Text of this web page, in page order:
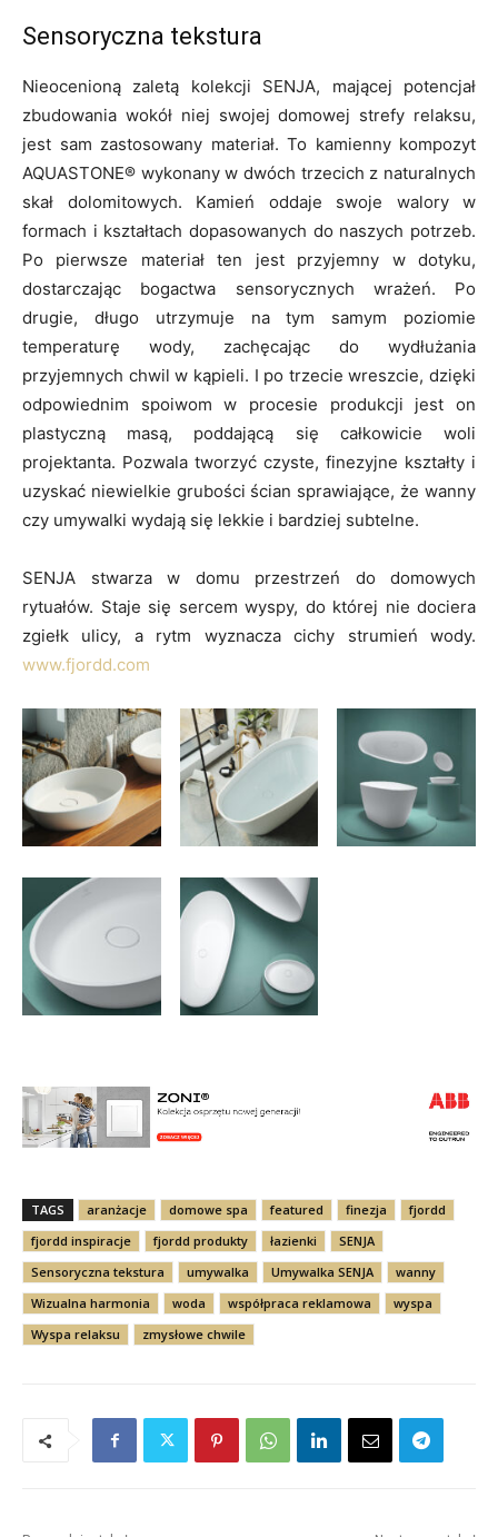
Sensoryczna tekstura
Nieocenioną zaletą kolekcji SENJA, mającej potencjał
zbudowania wokół niej swojej domowej strefy relaksu,
jest sam zastosowany materiał. To kamienny kompozyt
AQUASTONE® wykonany w dwóch trzecich z naturalnych
skał dolomitowych. Kamień oddaje swoje walory w
formach i kształtach dopasowanych do naszych potrzeb.
Po pierwsze materiał ten jest przyjemny w dotyku,
dostarczając bogactwa sensorycznych wrażeń. Po
drugie, długo utrzymuje na tym samym poziomie
temperaturę wody, zachęcając do wydłużania
przyjemnych chwil w kąpieli. I po trzecie wreszcie, dzięki
odpowiednim spoiwom w procesie produkcji jest on
plastyczną masą, poddającą się całkowicie woli
projektanta. Pozwala tworzyć czyste, finezyjne kształty i
uzyskać niewielkie grubości ścian sprawiające, że wanny
czy umywalki wydają się lekkie i bardziej subtelne.
SENJA stwarza w domu przestrzeń do domowych
rytuałów. Staje się sercem wyspy, do której nie dociera
zgiełk ulicy, a rytm wyznacza cichy strumień wody.
www.fjordd.com
TAGS aranżacje domowe spa featured finezja
fjordd
fjordd inspiracje
fjordd produkty łazienki
SENJA
Sensoryczna tekstura
umywalka Umywalka SENJA
wanny
Wizualna harmonia
woda współpraca reklamowa
wyspa
Wyspa relaksu
zmysłowe chwile